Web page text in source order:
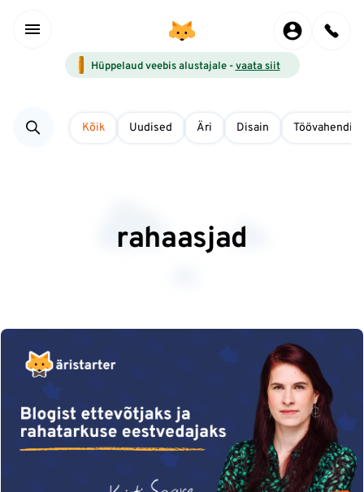
Hüppelaud veebis alustajale -vaata siit
Kõik Uudised Äri Disain Töövahendid
rahaasjad